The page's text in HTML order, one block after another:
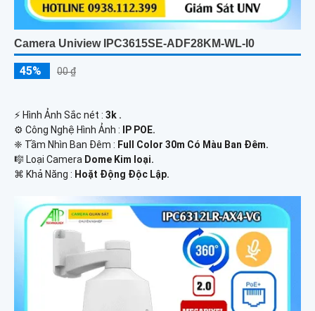
Camera Uniview IPC3615SE-ADF28KM-WL-I0
45% 00 ₫
️⚡ Hình Ảnh Sắc nét : 3k .
⚙ Công Nghệ Hình Ảnh :
IP POE.
❈ Tầm Nhìn Ban Đêm : Full Color 30m Có Màu Ban Ðêm.
🎼️ Loại Camera Dome Kim loại.
️⌘ Khả Năng : Hoặt Động Độc Lập.